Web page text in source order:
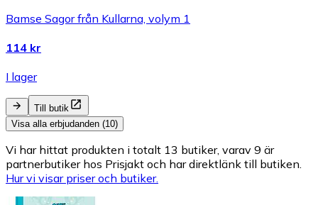
Bamse Sagor från Kullarna, volym 1
114 kr
I lager
Till butik
Visa alla erbjudanden (10)
Vi har hittat produkten i totalt 13 butiker, varav 9 är
partnerbutiker hos Prisjakt och har direktlänk till butiken.
Hur vi visar priser och butiker.